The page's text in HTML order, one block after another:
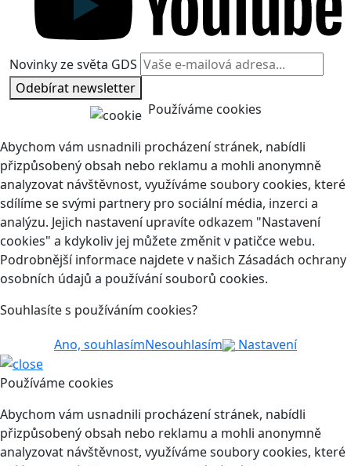
Novinky ze světa GDS
Odebírat newsletter
Používáme cookies
Abychom vám usnadnili procházení stránek, nabídli
přizpůsobený obsah nebo reklamu a mohli anonymně
analyzovat návštěvnost, využíváme soubory cookies, které
sdílíme se svými partnery pro sociální média, inzerci a
analýzu. Jejich nastavení upravíte odkazem "Nastavení
cookies" a kdykoliv jej můžete změnit v patičce webu.
Podrobnější informace najdete v našich Zásadách ochrany
osobních údajů a používání souborů cookies.
Souhlasíte s používáním cookies?
Ano, souhlasímNesouhlasím Nastavení
Používáme cookies
Abychom vám usnadnili procházení stránek, nabídli
přizpůsobený obsah nebo reklamu a mohli anonymně
analyzovat návštěvnost, využíváme soubory cookies, které